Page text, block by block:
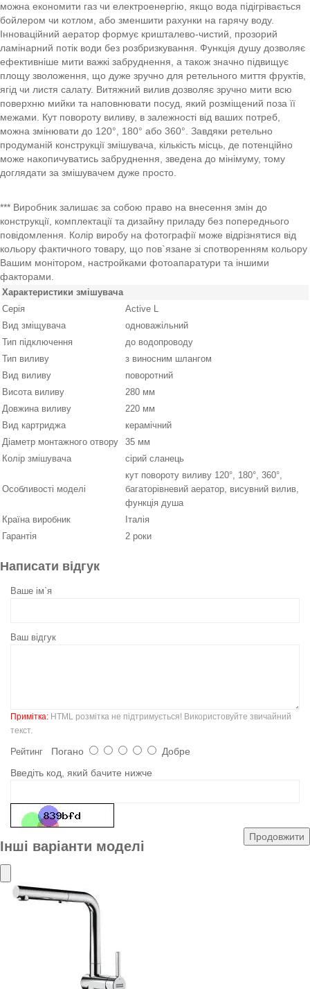
можна економити газ чи електроенергію, якщо вода підігрівається
бойлером чи котлом, або зменшити рахунки на гарячу воду.
Інноваційний аератор формує кришталево-чистий, прозорий
ламінарний потік води без розбризкування. Функція душу дозволяє
ефективніше мити важкі забруднення, а також значно підвищує
площу зволоження, що дуже зручно для ретельного миття фруктів,
ягід чи листя салату. Витяжний вилив дозволяє зручно мити всю
поверхню мийки та наповнювати посуд, який розміщений поза її
межами. Кут повороту виливу, в залежності від ваших потреб,
можна змінювати до 120°, 180° або 360°. Завдяки ретельно
продуманій конструкції змішувача, кількість місць, де потенційно
може накопичуватись забруднення, зведена до мінімуму, тому
доглядати за змішувачем дуже просто.
*** Виробник залишає за собою право на внесення змін до
конструкції, комплектації та дизайну приладу без попереднього
повідомлення. Колір виробу на фотографії може відрізнятися від
кольору фактичного товару, що пов`язане зі спотворенням кольору
Вашим монітором, настройками фотоапаратури та іншими
факторами.
Характеристики змішувача
Серія
Active L
Вид зміщувача
одноважільний
Тип підключення
до водопроводу
Тип виливу
з виносним шлангом
Вид виливу
поворотний
Висота виливу
280 мм
Довжина виливу
220 мм
Вид картриджа
керамічний
Діаметр монтажного отвору
35 мм
Колір змішувача
сірий сланець
Особливості моделі
кут повороту виливу 120°, 180°, 360°,
багаторівневий аератор, висувний вилив,
функція душа
Країна виробник
Італія
Гарантія
2 роки
Написати відгук
Ваше ім`я
Ваш відгук
Примітка: HTML розмітка не підтримується! Використовуйте звичайний
текст.
Рейтинг Погано
Добре
Введіть код, який бачите нижче
Продовжити
Інші варіанти моделі